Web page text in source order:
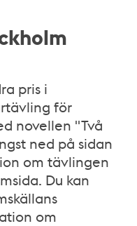
pris i
för
novellen "Två
ned på sidan
om tävlingen
Du kan
om